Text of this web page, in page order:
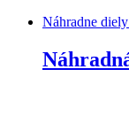
Náhradne